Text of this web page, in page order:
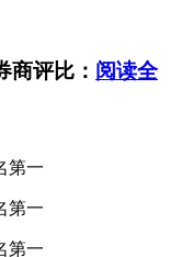
商评比： 阅读全
第一
第一
第一